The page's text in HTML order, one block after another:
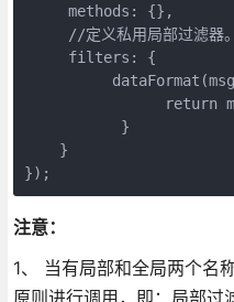
     methods: {},
//定义私用局部过滤器
     filters: {
return
           }
    }
});
注意：
1、 当有局部和全局两个名
原则进行调用，即：局部过